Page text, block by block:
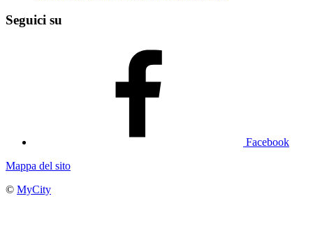
Seguici su
Facebook
Mappa del sito
© MyCity